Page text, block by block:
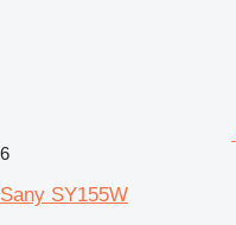
6
Sany SY155W